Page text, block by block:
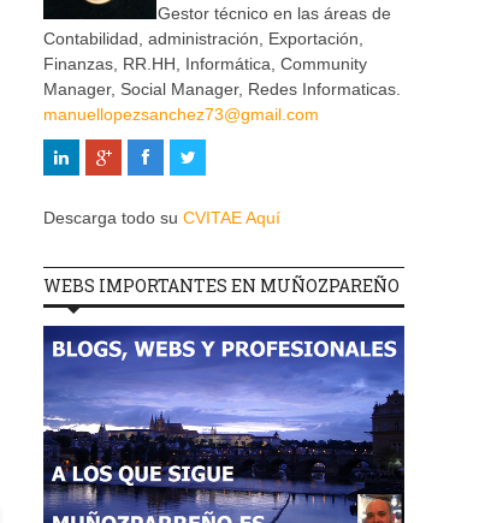
Gestor técnico en las áreas de
Contabilidad, administración, Exportación,
Finanzas, RR.HH, Informática, Community
Manager, Social Manager, Redes Informaticas.
manuellopezsanchez73@gmail.com
Descarga todo su CVITAE Aquí
WEBS IMPORTANTES EN MUÑOZPAREÑO